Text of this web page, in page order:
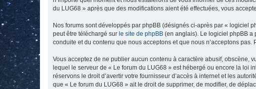
du LUG68 » après que des modifications aient été effectuées, vous
Nos forums sont développés par phpBB (désignés ci-après par « logiciel
peut être téléchargé sur le site de phpBB (en anglais). Le logiciel phpBB a
conduite et du contenu que nous acceptons et que nous n’acceptons
Vous acceptez de ne publier aucun contenu à caractère abusif, obscène,
lequel le serveur de « Le forum du LUG68 » est hébergé ou encore la loi
réservons le droit d’avertir votre fournisseur d’accès à internet et les
que « Le forum du LUG68 » ait le droit de supprimer, de modifier, de